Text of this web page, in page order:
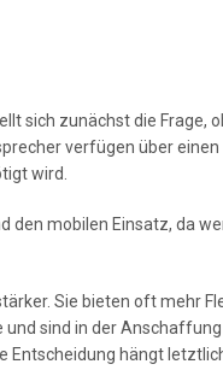
sich zunächst die Frage,
verfügen über einen
wird.
den mobilen Einsatz, da
Sie bieten oft mehr
sind in der
Entscheidung hängt